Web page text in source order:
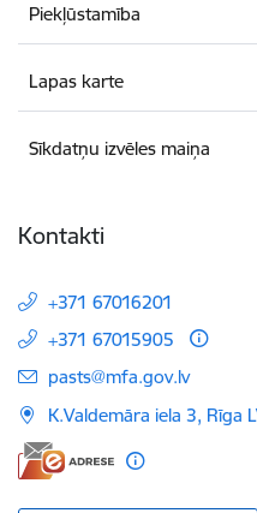
Piekļūstamība
Lapas karte
Sīkdatņu izvēles maiņa
Kontakti
+371 67016201
+371 67015905
E-pasts:
pasts@mfa.gov.lv
K.Valdemāra iela 3, Rīga